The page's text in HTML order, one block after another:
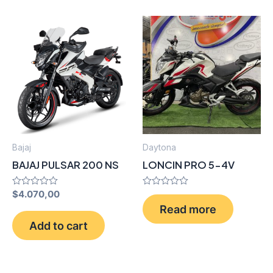
Bajaj
BAJAJ PULSAR 200 NS
Rated
out
of
5
$4.070,00
Add to cart
Daytona
LONCIN PRO 5-4V
Rated
0
out
of
Read more